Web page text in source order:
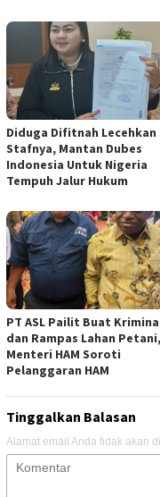
Diduga Difitnah Lecehkan
Stafnya, Mantan Dubes
Indonesia Untuk Nigeria
Tempuh Jalur Hukum
PT ASL Pailit Buat
dan Rampas Lahan Petani,
Menteri HAM Soroti
Pelanggaran HAM
Tinggalkan Balasan
Alamat email Anda tidak akan